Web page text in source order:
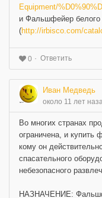
Equipment/
и Фальшфейер белого
(http://irbisco.com/
0 Ответить
Иван Медведь
около 11 лет
Во многих странах
ограничена, и купить
кому он
спасательного
небезопасного
НАЗНАЧЕНИЕ: